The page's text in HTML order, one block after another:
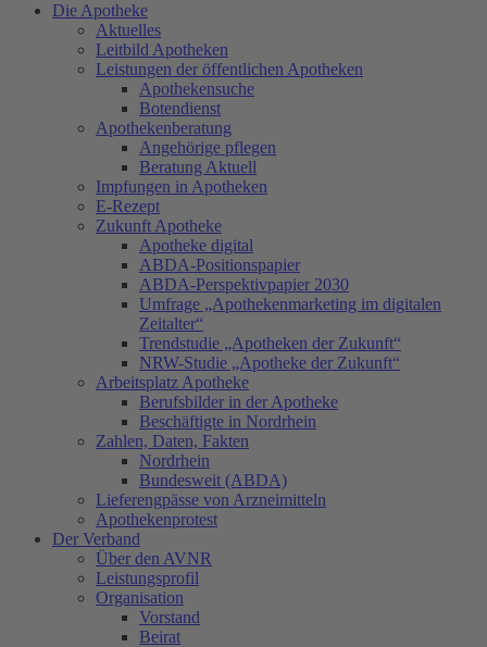
Die Apotheke
Aktuelles
Leitbild Apotheken
Leistungen der öffentlichen Apotheken
Apothekensuche
Botendienst
Apothekenberatung
Angehörige pflegen
Beratung Aktuell
Impfungen in Apotheken
E-Rezept
Zukunft Apotheke
Apotheke digital
ABDA-Positionspapier
ABDA-Perspektivpapier 2030
Umfrage „Apothekenmarketing im digitalen
Zeitalter“
Trendstudie „Apotheken der Zukunft“
NRW-Studie „Apotheke der Zukunft“
Arbeitsplatz Apotheke
Berufsbilder in der Apotheke
Beschäftigte in Nordrhein
Zahlen, Daten, Fakten
Nordrhein
Bundesweit (ABDA)
Lieferengpässe von Arzneimitteln
Apothekenprotest
Der Verband
Über den AVNR
Leistungsprofil
Organisation
Vorstand
Beirat